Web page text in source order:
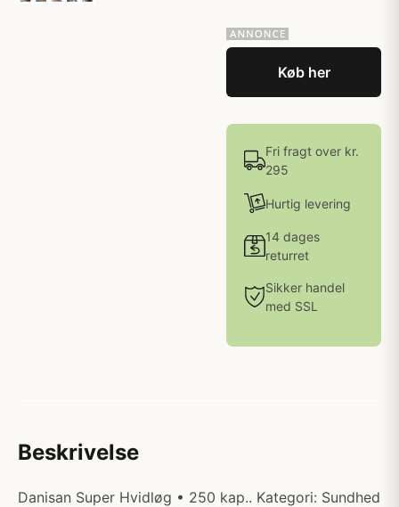
Køb her
Fri fragt over kr.
295
Hurtig levering
14 dages
returret
Sikker handel
med SSL
Beskrivelse
Danisan Super Hvidløg • 250 kap.. Kategori: Sundhed